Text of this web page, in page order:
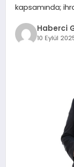
kapsamında;
Haberci
10 Eylül